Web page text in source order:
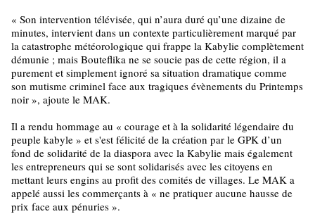
« Son intervention télévisée, qui n’aura duré qu’une dizaine de
minutes, intervient dans un contexte particulièrement marqué par
la catastrophe météorologique qui frappe la Kabylie complètement
démunie ; mais Bouteflika ne se soucie pas de cette région, il a
purement et simplement ignoré sa situation dramatique comme
son mutisme criminel face aux tragiques évènements du Printemps
noir », ajoute le MAK.
Il a rendu hommage au « courage et à la solidarité légendaire du
peuple kabyle » et s'est félicité de la création par le GPK d’un
fond de solidarité de la diaspora avec la Kabylie mais également
les entrepreneurs qui se sont solidarisés avec les citoyens en
mettant leurs engins au profit des comités de villages. Le MAK a
appelé aussi les commerçants à « ne pratiquer aucune hausse de
prix face aux pénuries ».